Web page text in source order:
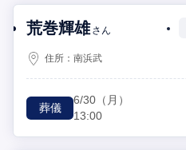
荒巻輝雄 さん
住所：南浜武
葬儀
6/30 （月）
13:00